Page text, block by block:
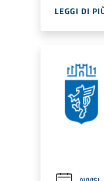
LEGGI DI